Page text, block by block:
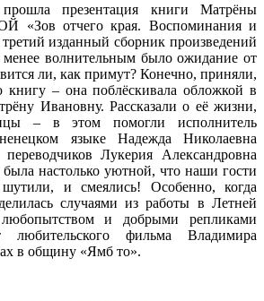
презентация книги Матрёны
«Зов отчего края. Воспоминания и
изданный сборник произведений
менее волнительным было ожидание от
ли, как примут? Конечно, приняли,
книгу – она поблёскивала обложкой в
Ивановну. Рассказали о её жизни,
– в этом помогли исполнитель
языке Надежда Николаевна
Лукерия Александровна
настолько уютной, что наши гости
и смеялись! Особенно, когда
случаями из работы в Летней
и добрыми репликами
любительского фильма Владимира
в общину «Ямб то».